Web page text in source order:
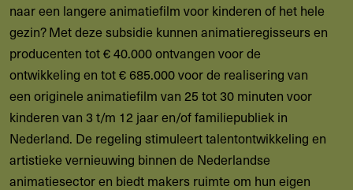
naar een langere animatiefilm voor kinderen of het hele
gezin? Met deze subsidie kunnen animatieregisseurs en
producenten tot € 40.000 ontvangen voor de
ontwikkeling en tot € 685.000 voor de realisering van
een originele animatiefilm van 25 tot 30 minuten voor
kinderen van 3 t/m 12 jaar en/of familiepubliek in
Nederland. De regeling stimuleert talentontwikkeling en
artistieke vernieuwing binnen de Nederlandse
animatiesector en biedt makers ruimte om hun eigen